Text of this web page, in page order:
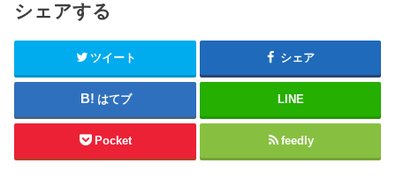
シェアする
ツイート シェア
はてブ LINE
Pocket feedly